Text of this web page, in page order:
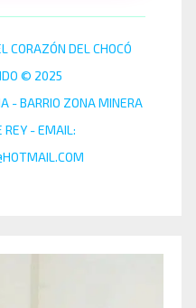
CORAZÓN DEL CHOCÓ
© 2025
- BARRIO ZONA MINERA
REY - EMAIL: